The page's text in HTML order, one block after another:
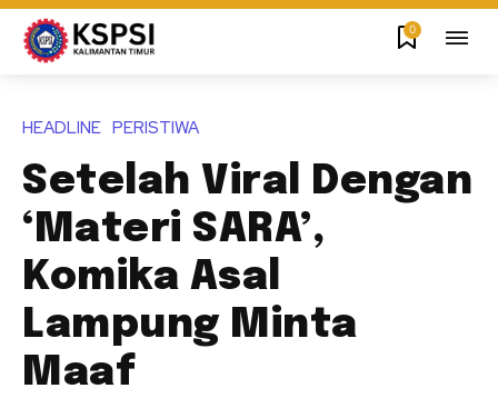
0
HEADLINE PERISTIWA
Setelah Viral Dengan
‘Materi SARA’,
Komika Asal
Lampung Minta
Maaf